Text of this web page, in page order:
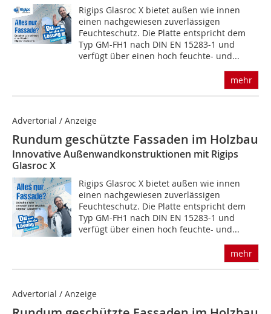
Rigips Glasroc X bietet außen wie innen
einen nachgewiesen zuverlässigen
Feuchteschutz. Die Platte entspricht dem
Typ GM-FH1 nach DIN EN 15283-1 und
verfügt über einen hoch feuchte- und...
mehr
Advertorial / Anzeige
Rundum geschützte Fassaden im Holzbau
Innovative Außenwandkonstruktionen mit Rigips
Glasroc X
Rigips Glasroc X bietet außen wie innen
einen nachgewiesen zuverlässigen
Feuchteschutz. Die Platte entspricht dem
Typ GM-FH1 nach DIN EN 15283-1 und
verfügt über einen hoch feuchte- und...
mehr
Advertorial / Anzeige